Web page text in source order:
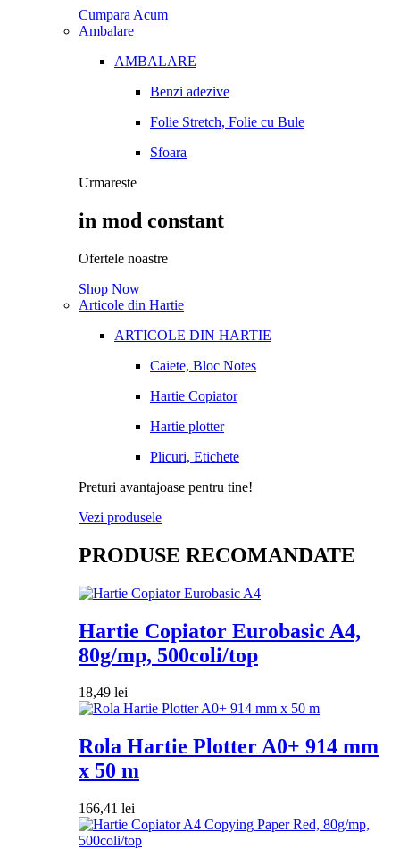
Cumpara Acum
Ambalare
AMBALARE
Benzi adezive
Folie Stretch, Folie cu Bule
Sfoara
Urmareste
in mod constant
Ofertele noastre
Shop Now
Articole din Hartie
ARTICOLE DIN HARTIE
Caiete, Bloc Notes
Hartie Copiator
Hartie plotter
Plicuri, Etichete
Preturi avantajoase pentru tine!
Vezi produsele
PRODUSE RECOMANDATE
Hartie Copiator Eurobasic A4,
80g/mp, 500coli/top
18,49 lei
Rola Hartie Plotter A0+ 914 mm
x 50 m
166,41 lei